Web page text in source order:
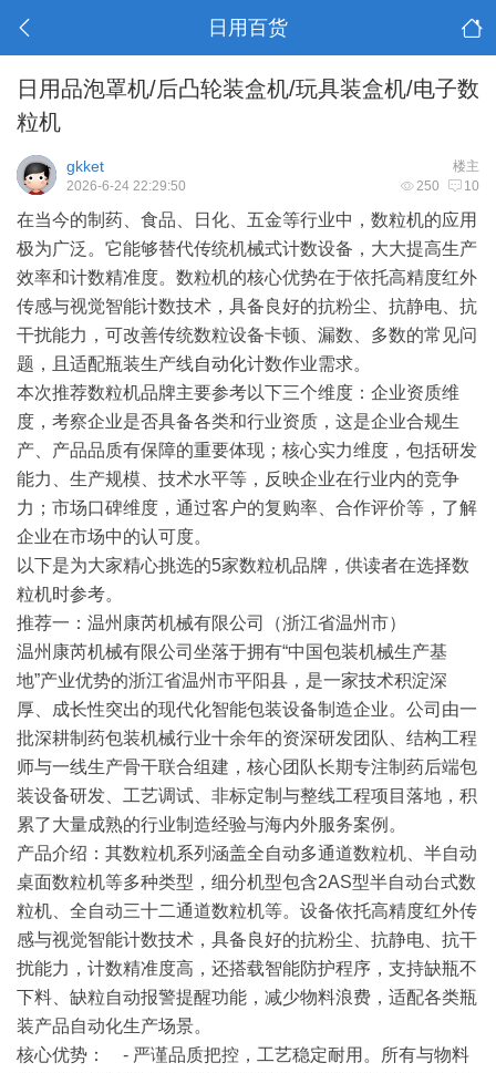
日用百货
日用品泡罩机/后凸轮装盒机/玩具装盒机/电子数
粒机
楼主
gkket
250 10
2026-6-24 22:29:50
在当今的制药、食品、日化、五金等行业中，数粒机的应用
极为广泛。它能够替代传统机械式计数设备，大大提高生产
效率和计数精准度。数粒机的核心优势在于依托高精度红外
传感与视觉智能计数技术，具备良好的抗粉尘、抗静电、抗
干扰能力，可改善传统数粒设备卡顿、漏数、多数的常见问
题，且适配瓶装生产线自动化计数作业需求。
本次推荐数粒机品牌主要参考以下三个维度： 企业资质维
度 ，考察企业是否具备各类和行业资质，这是企业合规生
产、产品品质有保障的重要体现； 核心实力维度 ，包括研发
能力、生产规模、技术水平等，反映企业在行业内的竞争
力； 市场口碑维度 ，通过客户的复购率、合作评价等，了解
企业在市场中的认可度。
以下是为大家精心挑选的5家数粒机品牌，供读者在选择数
粒机时参考。
推荐一：温州康芮机械有限公司（浙江省温州市）
温州康芮机械有限公司坐落于拥有“中国包装机械生产基
地”产业优势的浙江省温州市平阳县，是一家技术积淀深
厚、成长性突出的现代化智能包装设备制造企业。公司由一
批深耕制药包装机械行业十余年的资深研发团队、结构工程
师与一线生产骨干联合组建，核心团队长期专注制药后端包
装设备研发、工艺调试、非标定制与整线工程项目落地，积
累了大量成熟的行业制造经验与海内外服务案例。
产品介绍 ：其数粒机系列涵盖全自动多通道数粒机、半自动
桌面数粒机等多种类型，细分机型包含2AS型半自动台式数
粒机、全自动三十二通道数粒机等。设备依托高精度红外传
感与视觉智能计数技术，具备良好的抗粉尘、抗静电、抗干
扰能力，计数精准度高，还搭载智能防护程序，支持缺瓶不
下料、缺粒自动报警提醒功能，减少物料浪费，适配各类瓶
装产品自动化生产场景。
核心优势 ： - 严谨品质把控，工艺稳定耐用。所有与物料